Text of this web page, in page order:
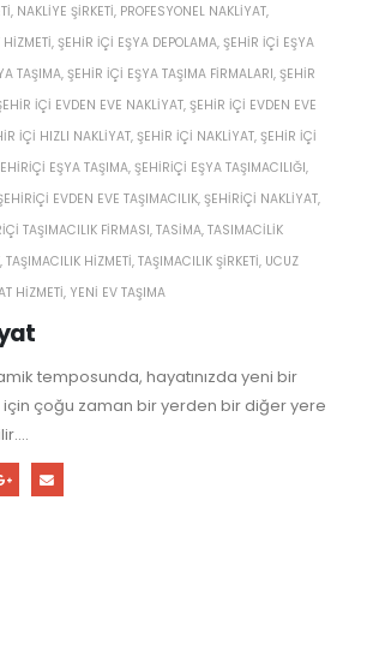
, NAKLIYE ŞIRKETI, PROFESYONEL NAKLIYAT,
HIZMETI, ŞEHIR IÇI EŞYA DEPOLAMA, ŞEHIR IÇI EŞYA
TAŞIMA, ŞEHIR IÇI EŞYA TAŞIMA FIRMALARI, ŞEHIR
IÇI EVDEN EVE NAKLIYAT, ŞEHIR IÇI EVDEN EVE
IÇI HIZLI NAKLIYAT, ŞEHIR IÇI NAKLIYAT, ŞEHIR IÇI
EŞYA TAŞIMA, ŞEHIRIÇI EŞYA TAŞIMACILIĞI,
EVDEN EVE TAŞIMACILIK, ŞEHIRIÇI NAKLIYAT,
TAŞIMACILIK FIRMASI, TASIMA, TASIMACILIK
, TAŞIMACILIK HIZMETI, TAŞIMACILIK ŞIRKETI, UCUZ
HIZMETI, YENI EV TAŞIMA
temposunda, hayatınızda yeni bir
çoğu zaman bir yerden bir diğer yere